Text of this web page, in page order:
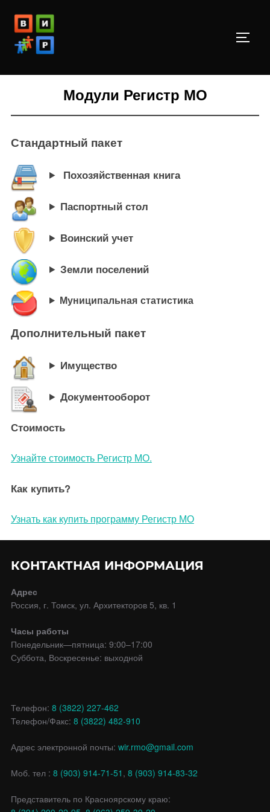
содержимому
Модули Регистр МО
Стандартный пакет
Похозяйственная книга
Паспортный стол
Воинский учет
Земли поселений
Муниципальная статистика
Дополнительный пакет
Имущество
Документооборот
Стоимость
Узнайте стоимость Регистр МО.
Как купить?
Узнать как купить программу Регистр МО
КОНТАКТНАЯ ИНФОРМАЦИЯ
Адрес
Россия, г. Томск, ул. Архитекторов 5, кв. 1
Часы работы
Понедельник—пятница: 9:00–17:00
Суббота, Воскресенье: выходной
Телефон: 8 (3822) 227-462
Телефон/Факс: 8 (3822) 482-910
Адрес электронной почты: wir.rmo@gmail.com
Моб. тел : 8 (903) 914-71-51 , 8 (903) 914-83-32
Представитель по Красноярскому краю: